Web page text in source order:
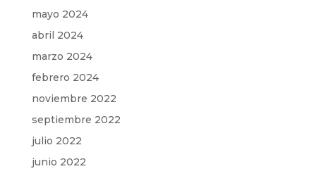
mayo 2024
abril 2024
marzo 2024
febrero 2024
noviembre 2022
septiembre 2022
julio 2022
junio 2022